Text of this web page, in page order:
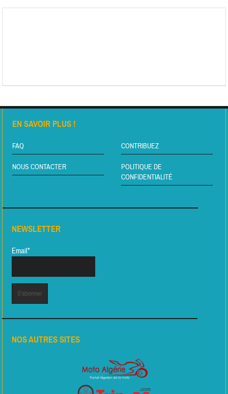
EN SAVOIR PLUS !
FAQ CONTRIBUEZ
NOUS CONTACTER
POLITIQUE DE
CONFIDENTIALITÉ
NEWSLETTER
Email*
NOS AUTRES SITES